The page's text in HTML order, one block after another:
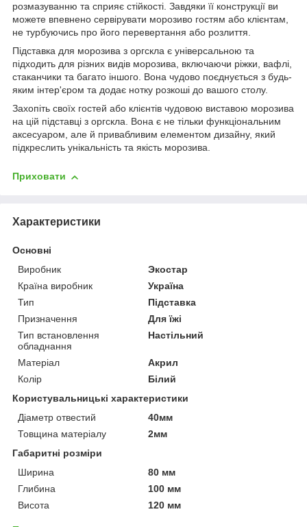
розмазуванню та сприяє стійкості. Завдяки її конструкції ви
можете впевнено сервірувати морозиво гостям або клієнтам,
не турбуючись про його перевертання або розлиття.
Підставка для морозива з оргскла є універсальною та
підходить для різних видів морозива, включаючи ріжки, вафлі,
стаканчики та багато іншого. Вона чудово поєднується з будь-
яким інтер'єром та додає нотку розкоші до вашого столу.
Захопіть своїх гостей або клієнтів чудовою виставою морозива
на цій підставці з оргскла. Вона є не тільки функціональним
аксесуаром, але й привабливим елементом дизайну, який
підкреслить унікальність та якість морозива.
Приховати
Характеристики
Основні
Виробник
Экостар
Країна виробник
Україна
Тип
Підставка
Призначення
Для їжі
Тип встановлення
обладнання
Настільний
Матеріал
Акрил
Колір
Білий
Користувальницькі характеристики
Діаметр отвестий
40мм
Товщина матеріалу
2мм
Габаритні розміри
Ширина
80 мм
Глибина
100 мм
Висота
120 мм